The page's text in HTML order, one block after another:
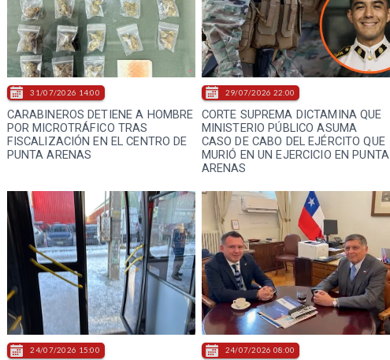
CARABINEROS DETIENE A HOMBRE
POR MICROTRÁFICO TRAS
FISCALIZACIÓN EN EL CENTRO DE
PUNTA ARENAS
31/07/2026 14:00
CORTE SUPREMA DICTAMINA QUE
MINISTERIO PÚBLICO ASUMA
CASO DE CABO DEL EJÉRCITO QUE
MURIÓ EN UN EJERCICIO EN PUNTA
ARENAS
29/07/2026 22:00
24/07/2026 15:00 24/07/2026 08:00